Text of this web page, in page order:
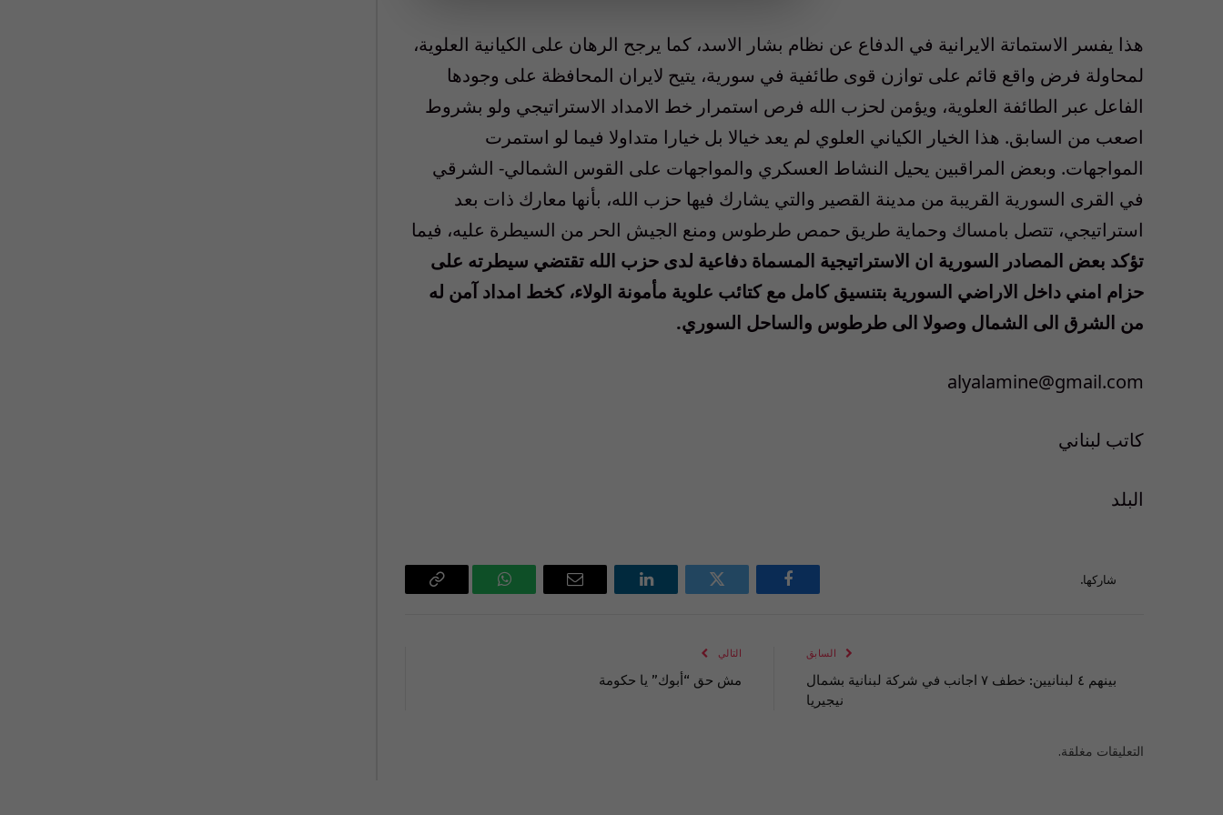
هذا يفسر الاستماتة الايرانية في الدفاع عن نظام بشار الاسد، كما يرجح الرهان على الكيانية العلوية،
لمحاولة فرض واقع قائم على توازن قوى طائفية في سورية، يتيح لايران المحافظة على وجودها
الفاعل عبر الطائفة العلوية، ويؤمن لحزب الله فرص استمرار خط الامداد الاستراتيجي ولو بشروط
اصعب من السابق. هذا الخيار الكياني العلوي لم يعد خيالا بل خيارا متداولا فيما لو استمرت
المواجهات. وبعض المراقبين يحيل النشاط العسكري والمواجهات على القوس الشمالي- الشرقي
في القرى السورية القريبة من مدينة القصير والتي يشارك فيها حزب الله، بأنها معارك ذات بعد
استراتيجي، تتصل بامساك وحماية طريق حمص طرطوس ومنع الجيش الحر من السيطرة عليه، فيما
تؤكد بعض المصادر السورية ان الاستراتيجية المسماة دفاعية لدى حزب الله تقتضي سيطرته على
حزام امني داخل الاراضي السورية بتنسيق كامل مع كتائب علوية مأمونة الولاء، كخط امداد آمن له
من الشرق الى الشمال وصولا الى طرطوس والساحل السوري.
alyalamine@gmail.com
كاتب لبناني
البلد
شاركها.
فيسبوك تويتر لينكدإن
البريد
واتساب
Copy
السابق
بينهم ٤ لبنانيين: خطف ٧ اجانب في شركة لبنانية بشمال
نيجيريا
التالي
مش حق “أبوك” يا حكومة
التعليقات مغلقة.